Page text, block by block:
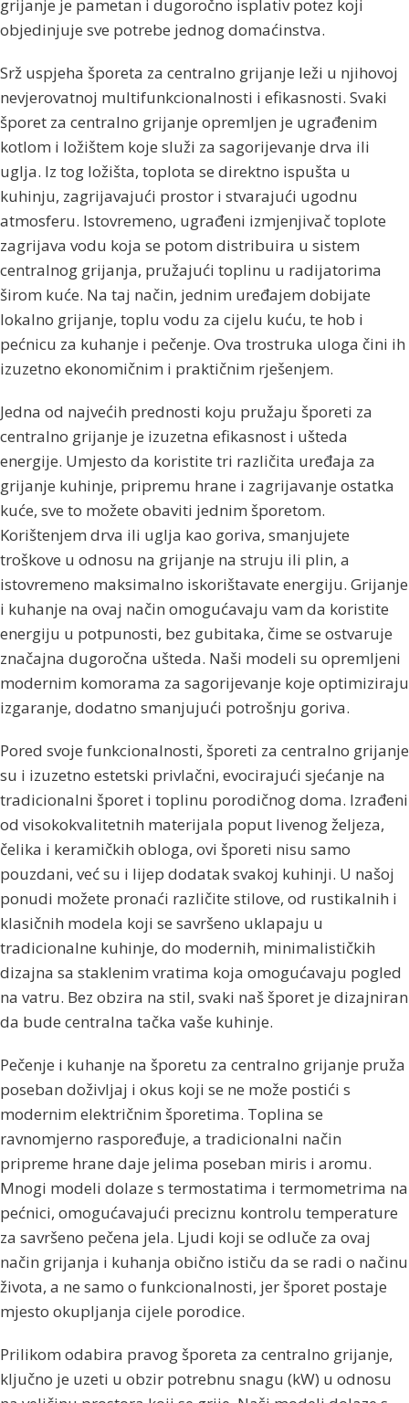
grijanje je pametan i dugoročno isplativ potez koji
objedinjuje sve potrebe jednog domaćinstva.
Srž uspjeha šporeta za centralno grijanje leži u njihovoj
nevjerovatnoj multifunkcionalnosti i efikasnosti. Svaki
šporet za centralno grijanje opremljen je ugrađenim
kotlom i ložištem koje služi za sagorijevanje drva ili
uglja. Iz tog ložišta, toplota se direktno ispušta u
kuhinju, zagrijavajući prostor i stvarajući ugodnu
atmosferu. Istovremeno, ugrađeni izmjenjivač toplote
zagrijava vodu koja se potom distribuira u sistem
centralnog grijanja, pružajući toplinu u radijatorima
širom kuće. Na taj način, jednim uređajem dobijate
lokalno grijanje, toplu vodu za cijelu kuću, te hob i
pećnicu za kuhanje i pečenje. Ova trostruka uloga čini ih
izuzetno ekonomičnim i praktičnim rješenjem.
Jedna od najvećih prednosti koju pružaju šporeti za
centralno grijanje je izuzetna efikasnost i ušteda
energije. Umjesto da koristite tri različita uređaja za
grijanje kuhinje, pripremu hrane i zagrijavanje ostatka
kuće, sve to možete obaviti jednim šporetom.
Korištenjem drva ili uglja kao goriva, smanjujete
troškove u odnosu na grijanje na struju ili plin, a
istovremeno maksimalno iskorištavate energiju. Grijanje
i kuhanje na ovaj način omogućavaju vam da koristite
energiju u potpunosti, bez gubitaka, čime se ostvaruje
značajna dugoročna ušteda. Naši modeli su opremljeni
modernim komorama za sagorijevanje koje optimiziraju
izgaranje, dodatno smanjujući potrošnju goriva.
Pored svoje funkcionalnosti, šporeti za centralno grijanje
su i izuzetno estetski privlačni, evocirajući sjećanje na
tradicionalni šporet i toplinu porodičnog doma. Izrađeni
od visokokvalitetnih materijala poput livenog željeza,
čelika i keramičkih obloga, ovi šporeti nisu samo
pouzdani, već su i lijep dodatak svakoj kuhinji. U našoj
ponudi možete pronaći različite stilove, od rustikalnih i
klasičnih modela koji se savršeno uklapaju u
tradicionalne kuhinje, do modernih, minimalističkih
dizajna sa staklenim vratima koja omogućavaju pogled
na vatru. Bez obzira na stil, svaki naš šporet je dizajniran
da bude centralna tačka vaše kuhinje.
Pečenje i kuhanje na šporetu za centralno grijanje pruža
poseban doživljaj i okus koji se ne može postići s
modernim električnim šporetima. Toplina se
ravnomjerno raspoređuje, a tradicionalni način
pripreme hrane daje jelima poseban miris i aromu.
Mnogi modeli dolaze s termostatima i termometrima na
pećnici, omogućavajući preciznu kontrolu temperature
za savršeno pečena jela. Ljudi koji se odluče za ovaj
način grijanja i kuhanja obično ističu da se radi o načinu
života, a ne samo o funkcionalnosti, jer šporet postaje
mjesto okupljanja cijele porodice.
Prilikom odabira pravog šporeta za centralno grijanje,
ključno je uzeti u obzir potrebnu snagu (kW) u odnosu